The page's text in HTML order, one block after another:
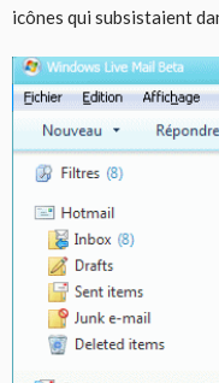
icônes qui subsistaient